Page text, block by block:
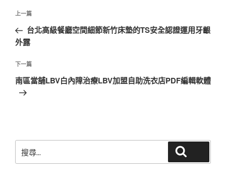
文
導
覽
上
一
篇
章
上一篇
台北高級餐廳空間細節新竹床墊的TS安全認證運用牙齦
外露
下
一
篇
下一篇
南區當舖LBV白內障治療LBV加盟自助洗衣店PDF編輯軟體
尋